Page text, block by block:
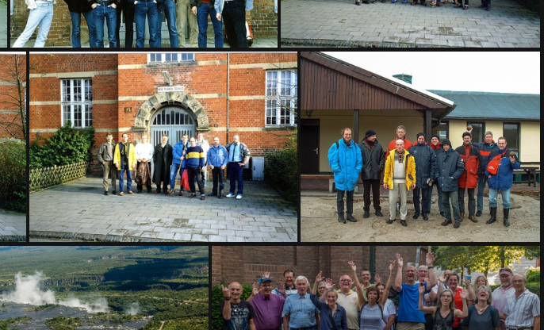
(32268) 8282 (26546) 8291
(25289) 8293 (24324) Wooge2005 023